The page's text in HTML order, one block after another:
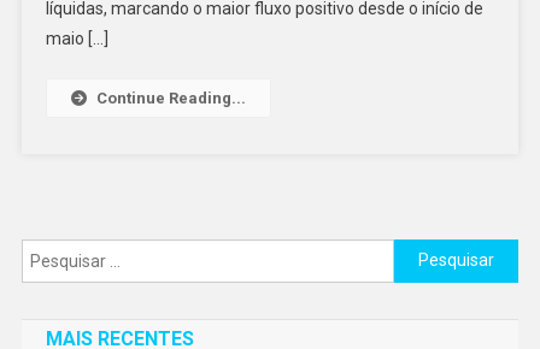
líquidas, marcando o maior fluxo positivo desde o início de
maio […]
Continue Reading...
Pesquisar
por:
MAIS RECENTES